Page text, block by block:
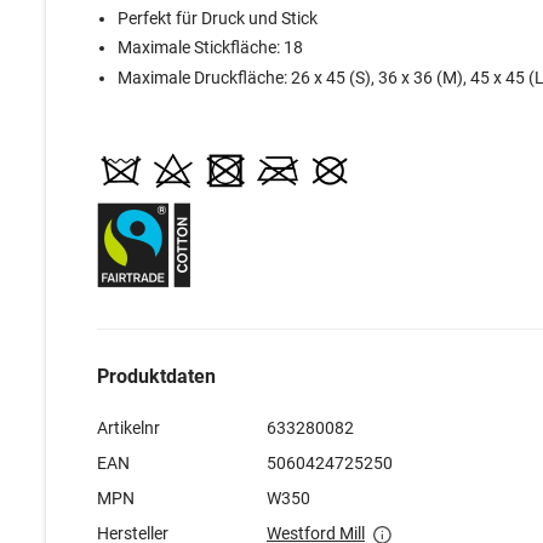
Perfekt für Druck und Stick
Maximale Stickfläche: 18
Maximale Druckfläche: 26 x 45 (S), 36 x 36 (M), 45 x 45
Produktdaten
Artikelnr
633280082
EAN
5060424725250
MPN
W350
Hersteller
Westford Mill